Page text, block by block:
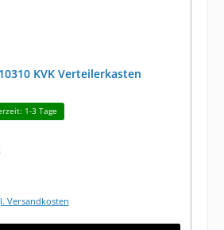
KVK Verteilerkasten
1-3 Tage
Versandkosten